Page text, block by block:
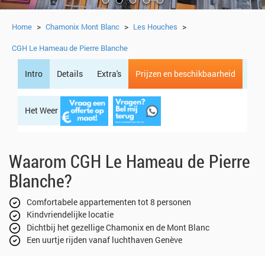
Home > Chamonix Mont Blanc > Les Houches >
CGH Le Hameau de Pierre Blanche
Intro Details Extra's Prijzen en beschikbaarheid
Het Weer Regio
Waarom CGH Le Hameau de Pierre
Blanche?
Comfortabele appartementen tot 8 personen
Kindvriendelijke locatie
Dichtbij het gezellige Chamonix en de Mont Blanc
Een uurtje rijden vanaf luchthaven Genève